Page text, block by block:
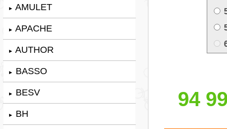
► AMULET
► APACHE
► AUTHOR
► BASSO
► BESV
► BH
94